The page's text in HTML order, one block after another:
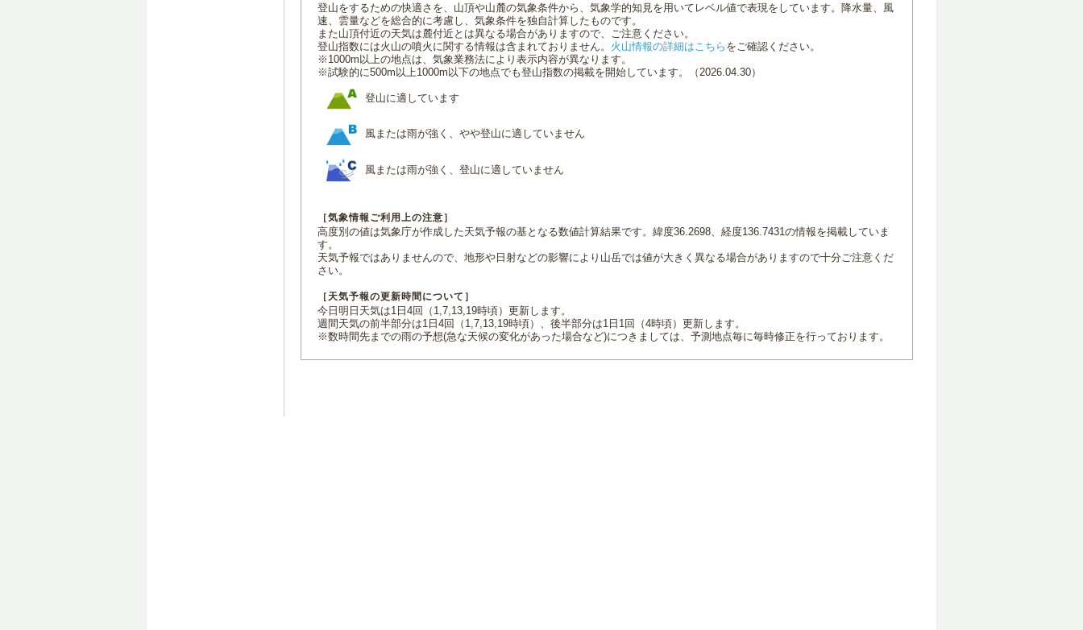
登山をするための快適さを、山頂や山麓の気象条件から、気象学的知見を用いてレベル値で表現をしています。降水量、風
速、雲量などを総合的に考慮し、気象条件を独自計算したものです。
また山頂付近の天気は麓付近とは異なる場合がありますので、ご注意ください。
登山指数には火山の噴火に関する情報は含まれておりません。 火山情報の詳細はこちら をご確認ください。
※1000m以上の地点は、気象業務法により表示内容が異なります。
※試験的に500m以上1000m以下の地点でも登山指数の掲載を開始しています。（2026.04.30）
登山に適しています
風または雨が強く、やや登山に適していません
風または雨が強く、登山に適していません
［気象情報ご利用上の注意］
高度別の値は気象庁が作成した天気予報の基となる数値計算結果です。緯度36.2698、経度136.7431の情報を掲載していま
す。
天気予報ではありませんので、地形や日射などの影響により山岳では値が大きく異なる場合がありますので十分ご注意くだ
さい。
［天気予報の更新時間について］
今日明日天気は1日4回（1,7,13,19時頃）更新します。
週間天気の前半部分は1日4回（1,7,13,19時頃）、後半部分は1日1回（4時頃）更新します。
※数時間先までの雨の予想(急な天候の変化があった場合など)につきましては、予測地点毎に毎時修正を行っております。